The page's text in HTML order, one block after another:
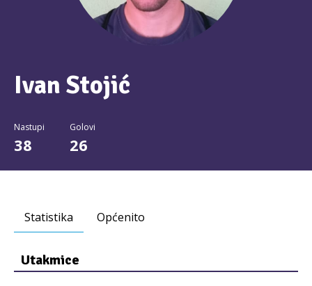
Ivan Stojić
Nastupi Golovi
38 26
Statistika Općenito
Utakmice